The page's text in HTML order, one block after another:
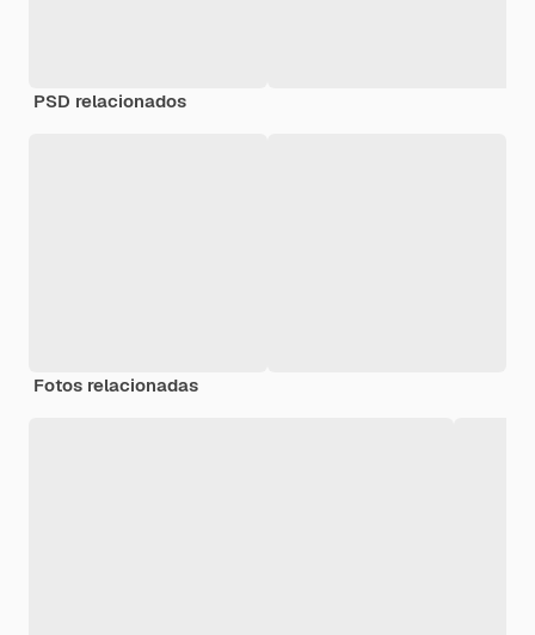
PSD relacionados
Fotos relacionadas